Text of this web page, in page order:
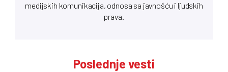
medijskih komunikacija, odnosa sa javnošću i ljudskih
prava.
Poslednje vesti